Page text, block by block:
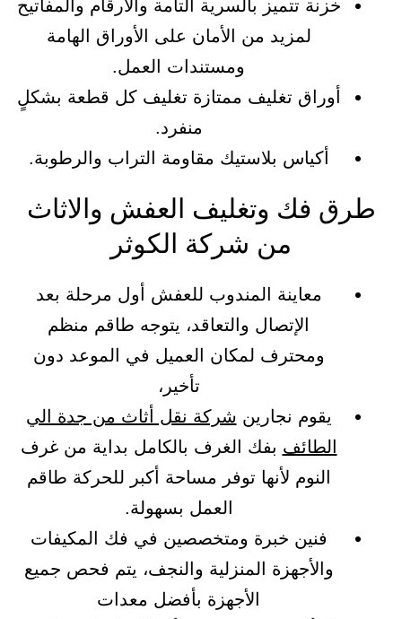
خزنة تتميز بالسرية التامة والأرقام والمفاتيح
لمزيد من الأمان على الأوراق الهامة
ومستندات العمل.
أوراق تغليف ممتازة تغليف كل قطعة بشكلٍ
منفرد.
أكياس بلاستيك مقاومة التراب والرطوبة.
طرق فك وتغليف العفش والاثاث
من شركة الكوثر
معاينة المندوب للعفش أول مرحلة بعد
الإتصال والتعاقد، يتوجه طاقم منظم
ومحترف لمكان العميل في الموعد دون
تأخير،
يقوم نجارين شركة نقل أثاث من جدة الي
الطائف بفك الغرف بالكامل بداية من غرف
النوم لأنها توفر مساحة أكبر للحركة طاقم
العمل بسهولة.
فنين خبرة ومتخصصين في فك المكيفات
والأجهزة المنزلية والنجف، يتم فحص جميع
الأجهزة بأفضل معدات